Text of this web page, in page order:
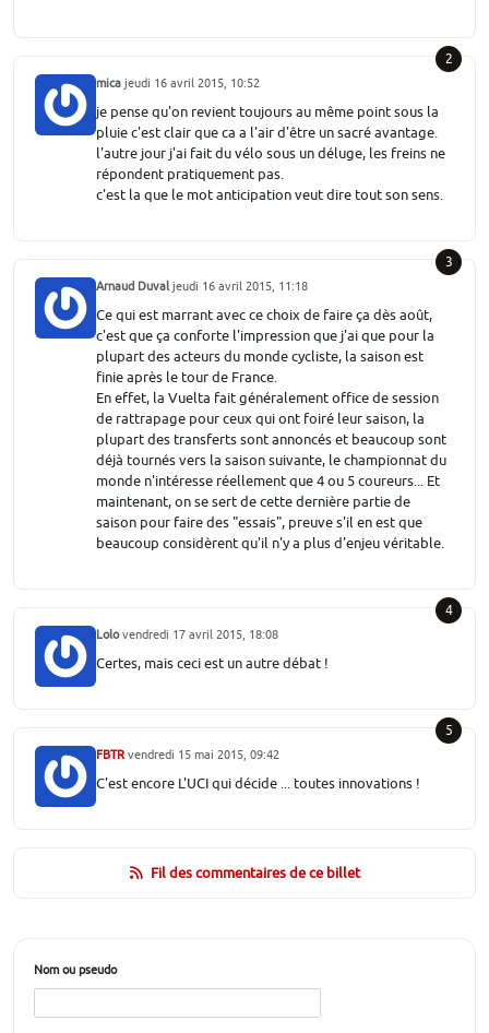
2
mica jeudi 16 avril 2015, 10:52
je pense qu'on revient toujours au même point sous la
pluie c'est clair que ca a l'air d'être un sacré avantage.
l'autre jour j'ai fait du vélo sous un déluge, les freins ne
répondent pratiquement pas.
c'est la que le mot anticipation veut dire tout son sens.
3
Arnaud Duval jeudi 16 avril 2015, 11:18
Ce qui est marrant avec ce choix de faire ça dès août,
c'est que ça conforte l'impression que j'ai que pour la
plupart des acteurs du monde cycliste, la saison est
finie après le tour de France.
En effet, la Vuelta fait généralement office de session
de rattrapage pour ceux qui ont foiré leur saison, la
plupart des transferts sont annoncés et beaucoup sont
déjà tournés vers la saison suivante, le championnat du
monde n'intéresse réellement que 4 ou 5 coureurs... Et
maintenant, on se sert de cette dernière partie de
saison pour faire des "essais", preuve s'il en est que
beaucoup considèrent qu'il n'y a plus d'enjeu véritable.
4
Lolovendredi 17 avril 2015, 18:08
Certes, mais ceci est un autre débat !
5
FBTRvendredi 15 mai 2015, 09:42
C'est encore L'UCI qui décide ... toutes innovations !
Fil des commentaires de ce billet
Nom ou pseudo